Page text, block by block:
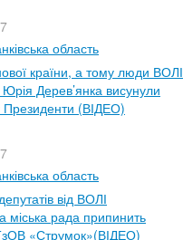
область
країни, а тому люди ВОЛІ
Дерев’янка висунули
Президенти (ВІДЕО)
область
від ВОЛІ
міська рада припинить
«Струмок»(ВІДЕО)